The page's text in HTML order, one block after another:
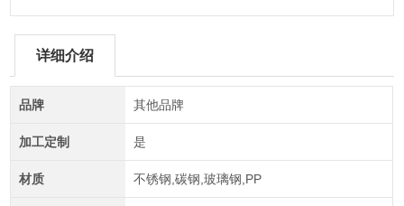
详细介绍
品牌 其他品牌
加工定制 是
材质 不锈钢,碳钢,玻璃钢,PP